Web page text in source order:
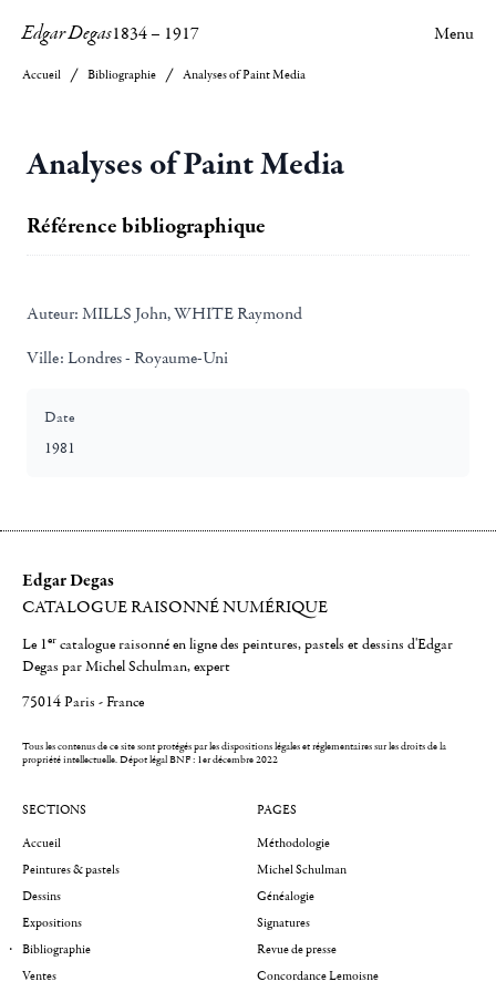
Edgar Degas1834– 1917 Menu
Accueil Bibliographie Analyses of Paint Media
Analyses of Paint Media
Référence bibliographique
Auteur: MILLS John, WHITE Raymond
Ville: Londres - Royaume-Uni
Date
1981
Edgar Degas
CATALOGUE RAISONNÉ NUMÉRIQUE
Le 1er catalogue raisonné en ligne des peintures, pastels et dessins d'Edgar
Degas par Michel Schulman, expert
75014 Paris - France
Tous les contenus de ce site sont protégés par les dispositions légales et réglementaires sur les droits de la
propriété intellectuelle.Dépot légal BNF : 1er décembre 2022
SECTIONS
Accueil
Peintures & pastels
Dessins
Expositions
Bibliographie
Ventes
PAGES
Méthodologie
Michel Schulman
Généalogie
Signatures
Revue de presse
Concordance Lemoisne